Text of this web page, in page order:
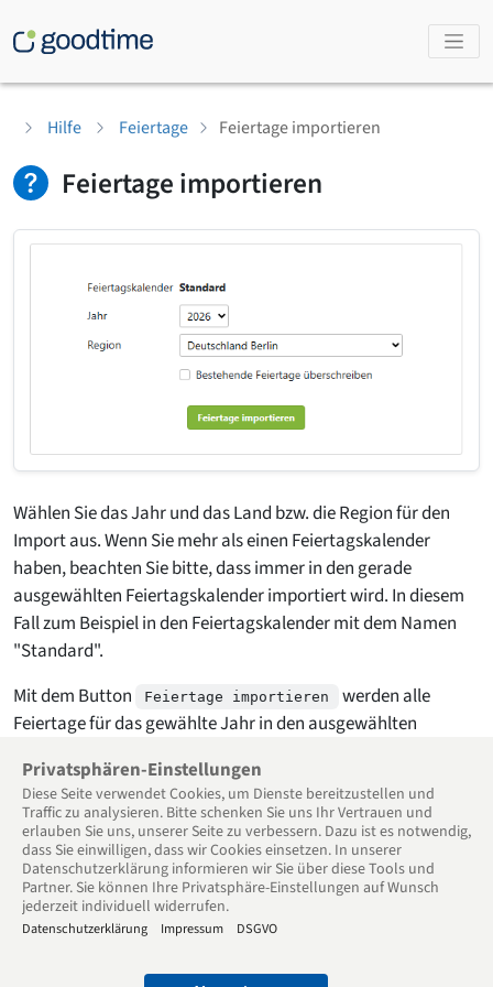
Hilfe Feiertage Feiertage importieren
Feiertage importieren
Wählen Sie das Jahr und das Land bzw. die Region für den
Import aus. Wenn Sie mehr als einen Feiertagskalender
haben, beachten Sie bitte, dass immer in den gerade
ausgewählten Feiertagskalender importiert wird. In diesem
Fall zum Beispiel in den Feiertagskalender mit dem Namen
"Standard".
Mit dem Button
Feiertage importieren
werden alle
Feiertage für das gewählte Jahr in den ausgewählten
bestehende Feiertage überschrieben werden.
« Zurück zu Feiertage
importieren
Privatsphären-Einstellungen
Diese Seite verwendet Cookies, um Dienste bereitzu­stellen und
Traffic zu analysieren. Bitte schenken Sie uns Ihr Vertrauen und
erlauben Sie uns, unserer Seite zu verbessern. Dazu ist es notwendig,
dass Sie einwilligen, dass wir Cookies einsetzen. In unserer
Datenschutzerklärung informieren wir Sie über diese Tools und
Partner. Sie können Ihre Privatsphäre-Einstellungen auf Wunsch
jederzeit individuell widerrufen.
Datenschutzerklärung Impressum DSGVO